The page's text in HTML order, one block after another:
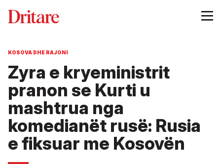
KOSOVA DHE RAJONI
Zyra e kryeministrit
pranon se Kurti u
mashtrua nga
komedianët rusë: Rusia
e fiksuar me Kosovën